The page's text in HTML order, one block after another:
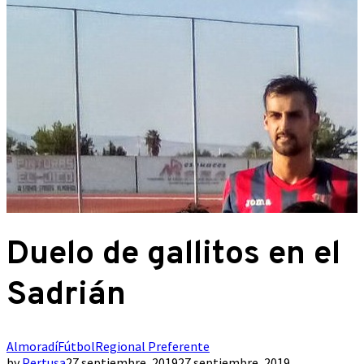
Duelo de gallitos en el
Sadrián
AlmoradíFútbolRegional Preferente